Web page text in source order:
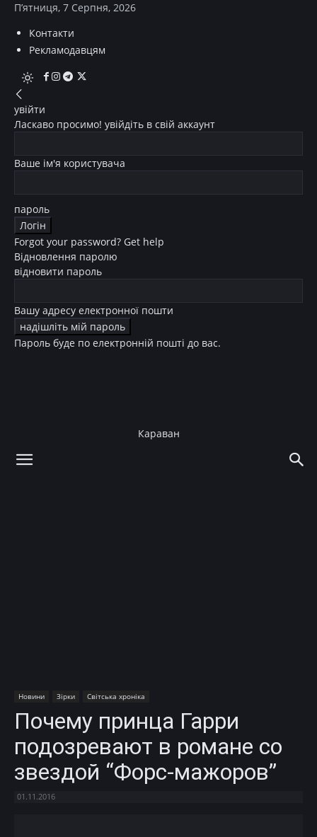
П’ятниця, 7 Серпня, 2026
Контакти
Рекламодавцям
увійти
Ласкаво просимо! увійдіть в свій аккаунт
Ваше ім'я користувача
пароль
Forgot your password? Get help
Відновлення паролю
відновити пароль
Вашу адресу електронної пошти
Пароль буде по електронній пошті до вас.
Караван
Новини Зірки Світська хроніка
Почему принца Гарри
подозревают в романе со
звездой “Форс-мажоров”
01.11.2016